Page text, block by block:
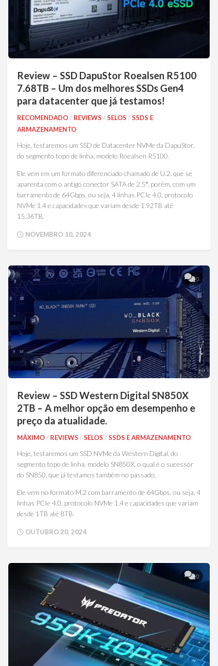
Review – SSD DapuStor Roealsen R5100
7.68TB – Um dos melhores SSDs Gen4
para datacenter que já testamos!
RECOMENDADO / REVIEWS /SELOS /SSDS E
ARMAZENAMENTO
Hoje, testaremos um SSD de Datacenter NVMe da DapuStor,
do segmento topo de linha, modelo Roealsen R5100.
Ele vem em um formato diferenciado chamado de U.2, que se
aparenta com o antigo conector SATA de 2.5″, porém, com um
barramento de 64Gbps, ou seja, 4 linhas PCIe 4.0, protocolo
NVMe 1.4 e capacidades que variam desde 1.92TB até
15.36TB.
NOVEMBRO 10, 2024
0
Review – SSD Western Digital SN850X
2TB – A melhor opção em desempenho e
preço da atualidade.
MÁXIMO/ REVIEWS /SELOS /SSDS E ARMAZENAMENTO
Hoje, testaremos um SSD NVMe da Western Digital, do
segmento topo de linha, modelo SN850X, o qual é o sucessor
do SN850, que já testamos também no passado.
Ele vem no formato M.2 com barramento de 64Gbps, ou seja, 4
linhas PCIe 4.0, protocolo NVMe 1.4 e capacidades que variam
desde 1TB até 8TB.
OUTUBRO 20, 2024
0